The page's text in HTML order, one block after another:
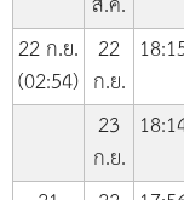
22 ก.ย.
(02:54)
22
ก.ย.
23
ก.ย.